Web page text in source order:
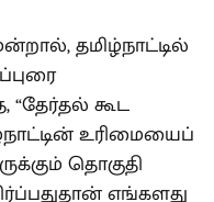
தமிழ்நாட்டில்
“தேர்தல் கூட
உரிமையைப்
தொகுதி
எங்களது